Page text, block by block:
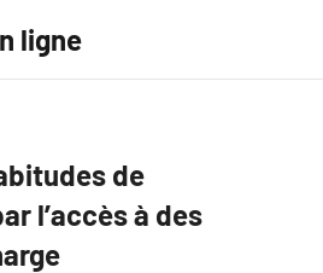
ligne
de
l’accès à des